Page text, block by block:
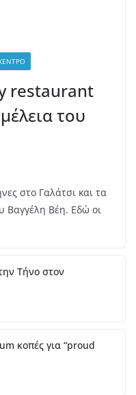
restaurant
του
στο Γαλάτσι και τα
Βαγγέλη Βέη. Εδώ οι
Τήνο στον
κοπές για “proud